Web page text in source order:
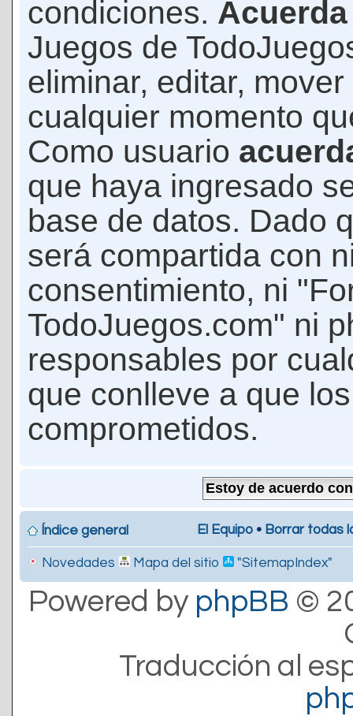
condiciones. Acuerda
Juegos de
eliminar, editar,
cualquier momento
Como usuario
que haya ingresado
base de datos. Dado
será compartida con
consentimiento, ni
TodoJuegos.com" ni
responsables por
que conlleve a que
comprometidos.
Índice general El Equipo • Borrar todas
Novedades Mapa del sitio "SitemapIndex"
Powered by phpBB ©
Traducción al